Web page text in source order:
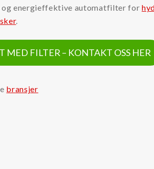
og energieffektive automatfilter for
.
MED FILTER – KONTAKT OSS HER
bransjer